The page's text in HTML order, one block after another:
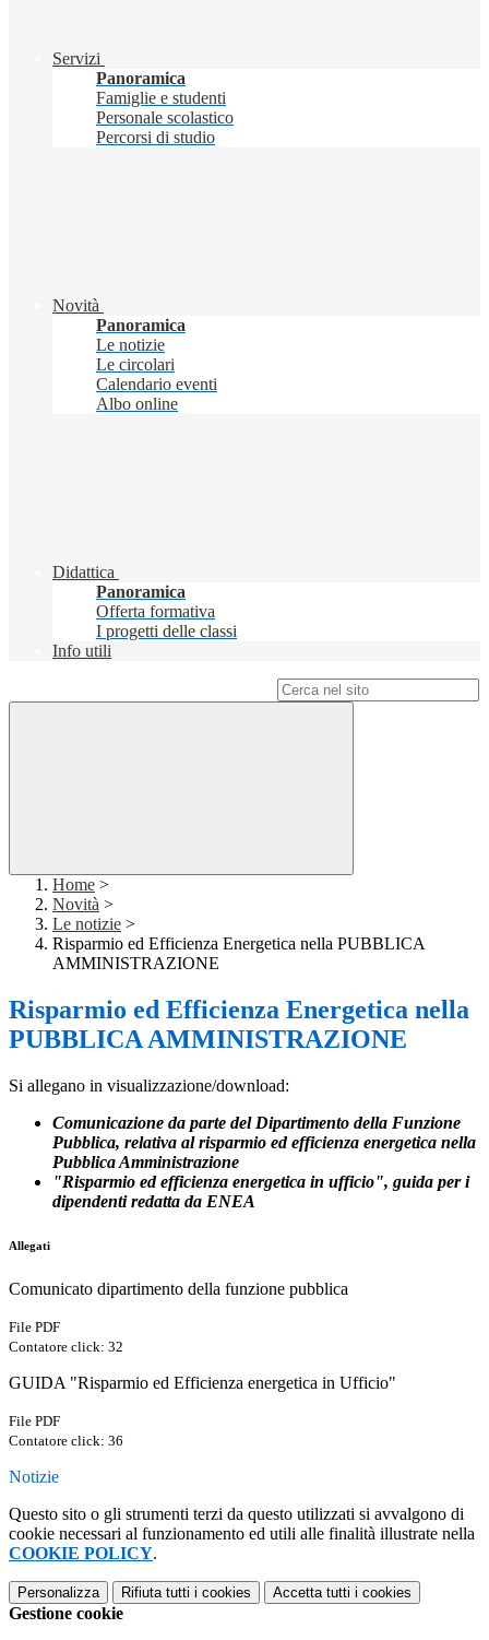
Servizi
Panoramica
Famiglie e studenti
Personale scolastico
Percorsi di studio
Novità
Panoramica
Le notizie
Le circolari
Calendario eventi
Albo online
Didattica
Panoramica
Offerta formativa
I progetti delle classi
Info utili
Home >
Novità >
Le notizie >
Risparmio ed Efficienza Energetica nella PUBBLICA
AMMINISTRAZIONE
Risparmio ed Efficienza Energetica nella
PUBBLICA AMMINISTRAZIONE
Si allegano in visualizzazione/download:
Comunicazione da parte del Dipartimento della Funzione
Pubblica, relativa al risparmio ed efficienza energetica nella
Pubblica Amministrazione
"Risparmio ed efficienza energetica in ufficio", guida per i
dipendenti redatta da ENEA
Allegati
Comunicato dipartimento della funzione pubblica
File PDF
Contatore click: 32
GUIDA "Risparmio ed Efficienza energetica in Ufficio"
File PDF
Contatore click: 36
Notizie
Questo sito o gli strumenti terzi da questo utilizzati si avvalgono di
cookie necessari al funzionamento ed utili alle finalità illustrate nella
COOKIE POLICY.
Personalizza Rifiuta tutti i cookies Accetta tutti i cookies
Gestione cookie